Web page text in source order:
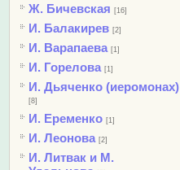
Ж. Бичевская [16]
И. Балакирев [2]
И. Варапаева [1]
И. Горелова [1]
И. Дьяченко (иеромонах)
[8]
И. Еременко [1]
И. Леонова [2]
И. Литвак и М.